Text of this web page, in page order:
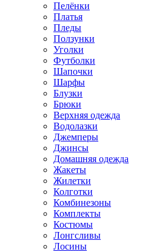
Пелёнки
Платья
Пледы
Ползунки
Уголки
Футболки
Шапочки
Шарфы
Блузки
Брюки
Верхняя одежда
Водолазки
Джемперы
Джинсы
Домашняя одежда
Жакеты
Жилетки
Колготки
Комбинезоны
Комплекты
Костюмы
Лонгсливы
Лосины